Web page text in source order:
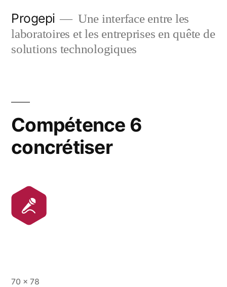
content
Progepi
Une interface entre les
laboratoires et les entreprises en quête de
solutions technologiques
Compétence 6
concrétiser
Full
70 × 78